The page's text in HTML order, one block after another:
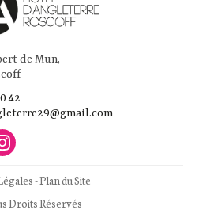
de Mun,
42
-Plan du Site
Droits Réservés